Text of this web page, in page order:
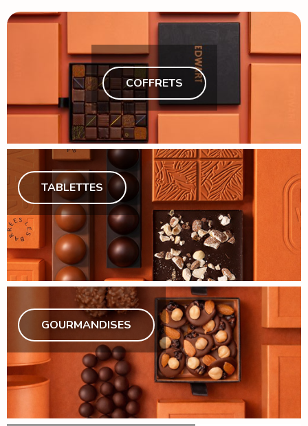
TABLETTES
TOUR D'HORIZON DES GRANDS CRUS
DÉCOUVRIR COFFRETS
TABLETTES
GOURMANDISES